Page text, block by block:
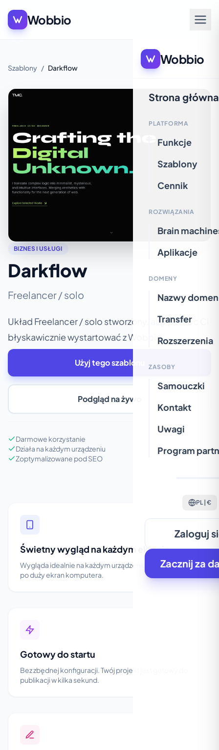
Wobbio
Wobbio
Strona główna
PLATFORMA
Funkcje
Szablony
Cennik
ROZWIĄZANIA
Brain
Aplikacje
DOMENY
Nazwy domen
Transfer
Rozszerzenia
ZASOBY
Samouczki
Kontakt
Uwagi
Program
PL | €
Zaloguj
Zacznij za
Szablony / Darkflow
BIZNES I USŁUGI
Darkflow
Freelancer / solo
Układ Freelancer / solo stworzony, aby pomóc Ci
błyskawicznie wystartować z Wobbio.
Użyj tego szablonu
Podgląd na żywo
Darmowe korzystanie
Działa na każdym urządzeniu
Zoptymalizowane pod SEO
Świetny wygląd na każdym ekranie
Wygląda idealnie na każdym urządzeniu, od smartfona
po duży ekran komputera.
Gotowy do startu
Bez zbędnej konfiguracji. Twój projekt jest gotowy do
publikacji w kilka sekund.